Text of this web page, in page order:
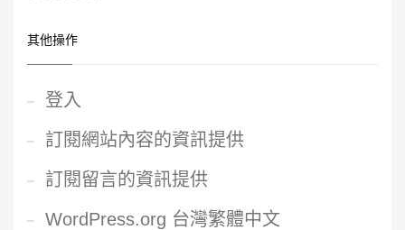
其他操作
登入
訂閱網站內容的資訊提供
訂閱留言的資訊提供
WordPress.org 台灣繁體中文